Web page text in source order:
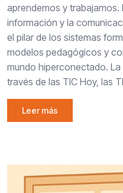
aprendemos y
información y la
el pilar de los sistemas
modelos pedagógicos y
mundo hiperconectado.
través de las TIC Hoy, las
Leer más